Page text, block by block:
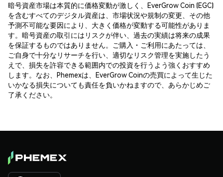
暗号資産市場は本質的に価格変動が激しく、EverGrow Coin (EGC)
を含むすべてのデジタル資産は、市場状況や規制の変更、その他
予測不可能な要因により、大きく価格が変動する可能性がありま
す。暗号資産の取引にはリスクが伴い、過去の実績は将来の成果
を保証するものではありません。ご購入・ご利用にあたっては、
ご自身で十分なリサーチを行い、適切なリスク管理を実施したう
えで、損失を許容できる範囲内での投資を行うよう強くおすすめ
します。なお、Phemexは、EverGrow Coinの売買によって生じた
いかなる損失についても責任を負いかねますので、あらかじめご
了承ください。